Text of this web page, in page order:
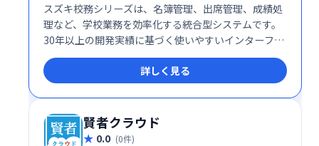
スズキ校務シリーズは、名簿管理、出席管理、成績処
理など、学校業務を効率化する統合型システムです。
30年以上の開発実績に基づく使いやすいインターフェ
ースと、個々の学校ニーズに合わせたカスタマイズ、
大量データの高速処理が特長。APPLIC準拠で教育基本
情報データとの連携も可能です。校務の効率化、生産
性向上を実現します。
詳しく見る
賢者クラウド
0.0 (0件)